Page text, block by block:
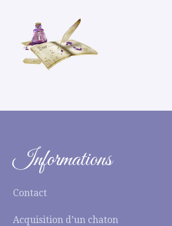
Informations
Contact
Acquisition d’un chaton